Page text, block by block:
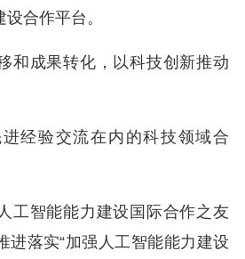
合作平台。
和成果转化，以科技创新推动
经验交流在内的科技领域合
工智能能力建设国际合作之友
进落实“加强人工智能能力建设